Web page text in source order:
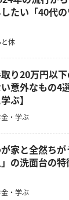
たい「40代
体
り20万円以
意外なもの4
ぶ】
金・学ぶ
家と全然ち
の洗面台の特
金・学ぶ